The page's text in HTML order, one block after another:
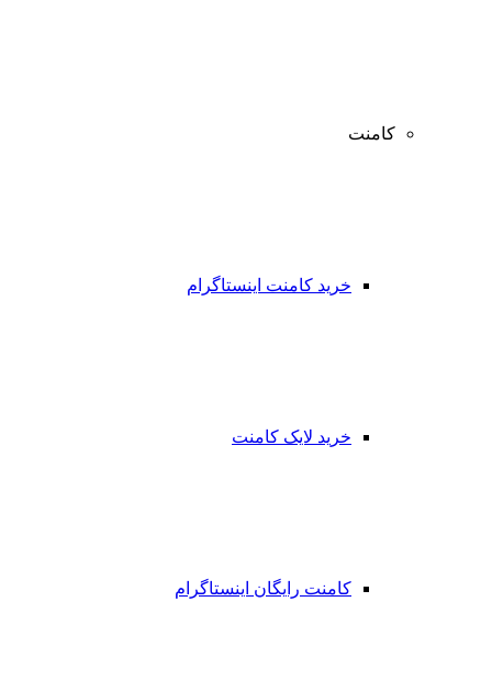
کامنت
خرید کامنت اینستاگرام
خرید لایک کامنت
کامنت رایگان اینستاگرام